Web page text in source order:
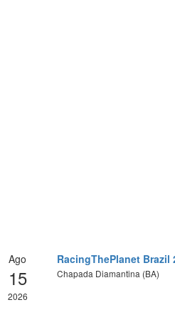
Ago
15
2026
RacingThePlanet Brazil
Chapada Diamantina (BA)